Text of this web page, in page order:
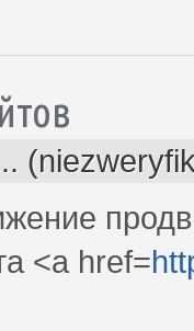
<a href=